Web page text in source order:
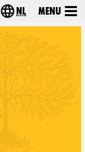
Choose your
nl Menu